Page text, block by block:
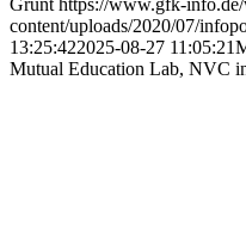
content/uploads/2020/07/
13:25:422025-08-27 11:05:21
Mutual Education Lab, NVC